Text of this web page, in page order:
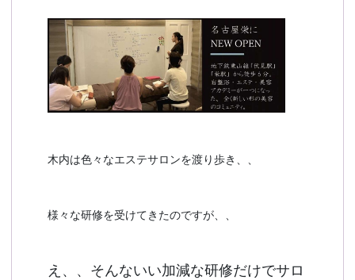
木内は色々なエステサロンを渡り歩き、、
様々な研修を受けてきたのですが、、
え、、そんないい加減な研修だけでサロ